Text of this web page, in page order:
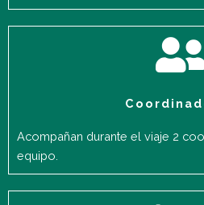
Acompañan durante el viaje 2
equipo.